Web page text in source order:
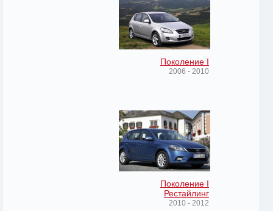
Поколение I
2006 - 2010
Поколение I
Рестайлинг
2010 - 2012